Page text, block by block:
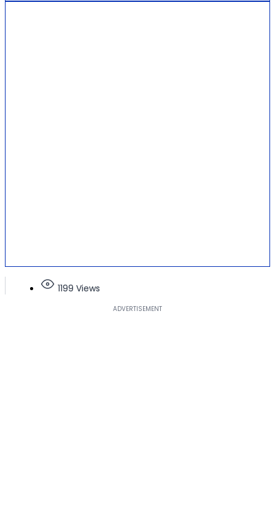
1199 Views